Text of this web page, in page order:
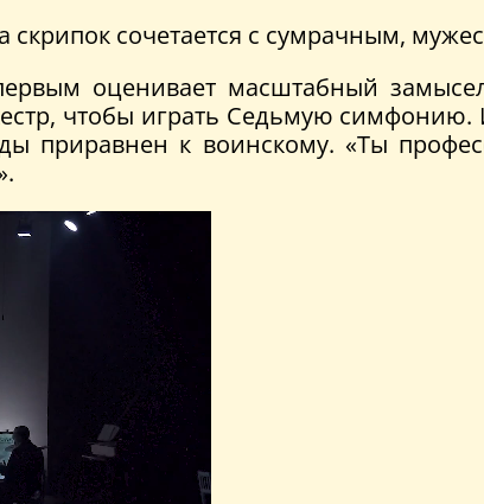
скрипок сочетается с сумрачным,
оценивает масштабный
чтобы играть Седьмую
приравнен к воинскому. «Ты